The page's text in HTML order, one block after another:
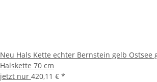
Neu Hals Kette echter Bernstein gelb Ostsee
Halskette 70 cm
jetzt nur 420,11 € *